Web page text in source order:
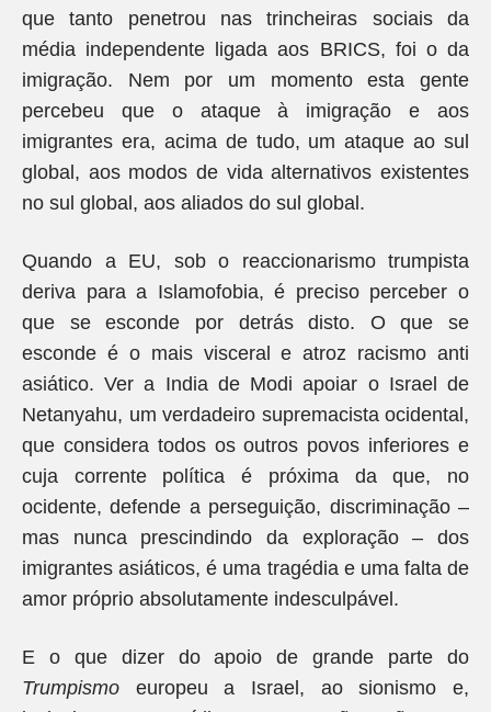
que tanto penetrou nas trincheiras sociais da
média independente ligada aos BRICS, foi o da
imigração. Nem por um momento esta gente
percebeu que o ataque à imigração e aos
imigrantes era, acima de tudo, um ataque ao sul
global, aos modos de vida alternativos existentes
no sul global, aos aliados do sul global.
Quando a EU, sob o reaccionarismo trumpista
deriva para a Islamofobia, é preciso perceber o
que se esconde por detrás disto. O que se
esconde é o mais visceral e atroz racismo anti
asiático. Ver a India de Modi apoiar o Israel de
Netanyahu, um verdadeiro supremacista ocidental,
que considera todos os outros povos inferiores e
cuja corrente política é próxima da que, no
ocidente, defende a perseguição, discriminação –
mas nunca prescindindo da exploração – dos
imigrantes asiáticos, é uma tragédia e uma falta de
amor próprio absolutamente indesculpável.
E o que dizer do apoio de grande parte do
Trumpismo europeu a Israel, ao sionismo e,